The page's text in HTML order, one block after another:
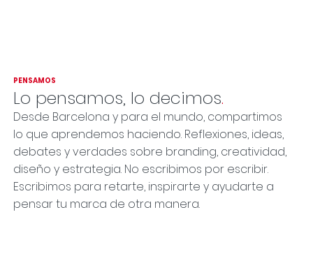
PENSAMOS
Lo pensamos, lo decimos.
Desde Barcelona y para el mundo, compartimos
lo que aprendemos haciendo. Reflexiones, ideas,
debates y verdades sobre branding, creatividad,
diseño y estrategia. No escribimos por escribir.
Escribimos para retarte, inspirarte y ayudarte a
pensar tu marca de otra manera.